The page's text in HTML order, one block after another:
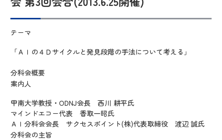
テーマ
「ＡＩの４Ｄサイクルと発見段階の手法について考える」
分科会概要
案内人
甲南大学教授・ODNJ会長 西川 耕平氏
マインドエコー代表 香取一昭氏
ＡＩ分科会会長 サクセスポイント(株)代表取締役 渡辺 誠氏
分科会の主旨